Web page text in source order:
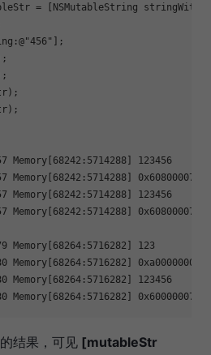
= [NSMutableString
Memory[68242:5714288] 123456
Memory[68242:5714288]
Memory[68242:5714288] 123456
Memory[68242:5714288]
Memory[68264:5716282] 123
Memory[68264:5716282] 123456
Memory[68264:5716282]
结果，可见 [mutableStr